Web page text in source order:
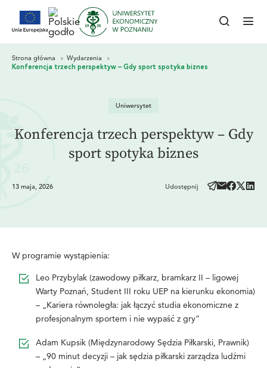
Uniwersytet
Konferencja trzech perspektyw – Gdy
sport spotyka biznes
13 maja, 2026 Udostępnij
W programie wystąpienia:
Leo Przybylak (zawodowy piłkarz, bramkarz II – ligowej
Warty Poznań, Student III roku UEP na kierunku ekonomia)
– „Kariera równoległa: jak łączyć studia ekonomiczne z
profesjonalnym sportem i nie wypaść z gry”
Adam Kupsik (Międzynarodowy Sędzia Piłkarski, Prawnik)
– „90 minut decyzji – jak sędzia piłkarski zarządza ludźmi